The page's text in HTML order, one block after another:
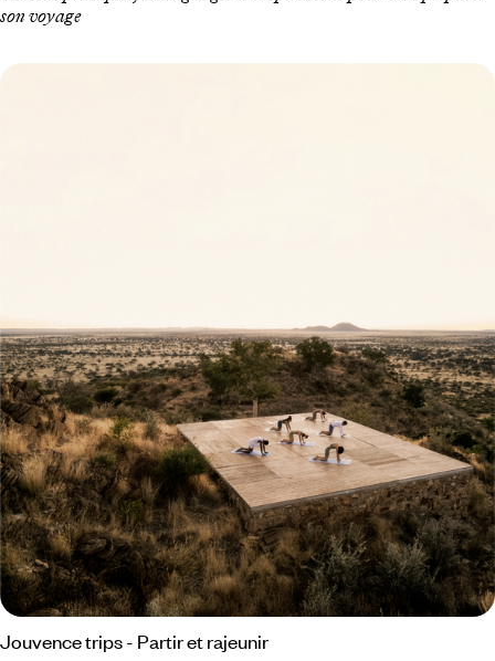
son voyage
Jouvence trips - Partir et rajeunir